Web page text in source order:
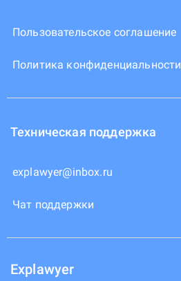
Пользовательское соглашение
Политика конфиденциальности
Техническая поддержка
explawyer@inbox.ru
Чат поддержки
Explawyer